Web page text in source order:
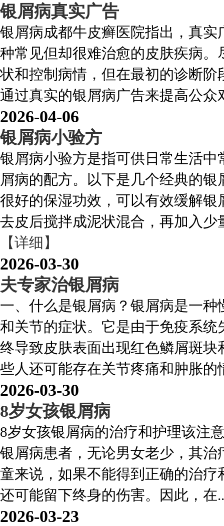
银屑病真实广告
银屑病成都牛皮癣医院指出，真
种常见但却很难治愈的皮肤疾病
状和控制病情，但在最初的诊断
通过真实的银屑病广告来提高公众
2026-04-06
银屑病小验方
银屑病小验方是指可供日常生活
屑病的配方。以下是几个经典的
很好的保湿功效，可以有效缓解
去皮后搅拌成泥状混合，再加入
【详细】
2026-03-30
夫专家治银屑病
一、什么是银屑病？银屑病是一
和关节的症状。它是由于免疫系
终导致皮肤表面出现红色鳞屑斑
些人还可能存在关节疼痛和肿胀的
2026-03-30
8岁女孩银屑病
8岁女孩银屑病的治疗和护理该注
银屑病患者，无论男女老少，其
童来说，如果不能得到正确的治
还可能留下终身的伤害。因此，在
2026-03-23